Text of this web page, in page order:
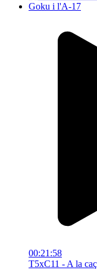
00:21:58
T5xC11 - A la